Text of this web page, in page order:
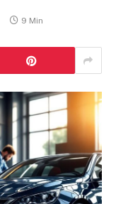
9 Min